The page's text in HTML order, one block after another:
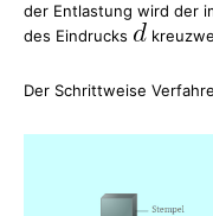
der Entlastung wird der
des Eindrucks
Der Schrittweise